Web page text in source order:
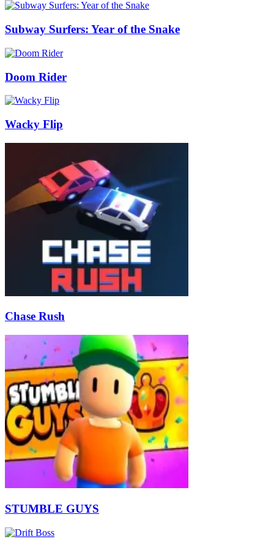
Subway Surfers: Year of the Snake
Doom Rider
Wacky Flip
Chase Rush
STUMBLE GUYS